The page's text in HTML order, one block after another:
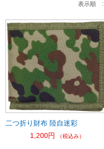
表示順 :
二つ折り財布 陸自迷彩
1,200円
（税込み）